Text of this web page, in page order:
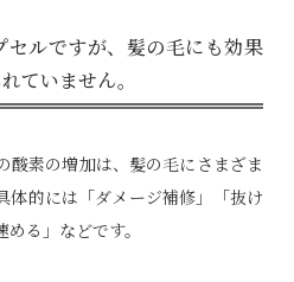
ルですが、髪の毛にも効果
ていません。
酸素の増加は、髪の毛にさまざま
体的には「ダメージ補修」「抜け
る」などです。